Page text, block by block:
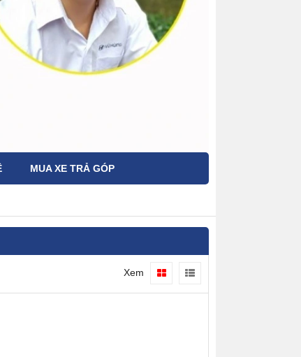
MUA XE TRẢ GÓP
Xem